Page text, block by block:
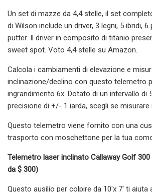
Un set di mazze da 4,4 stelle, il set
di Wilson include un driver, 3 legni, 5 ibridi,
putter. Il driver in composito di titanio
sweet spot. Voto 4,4 stelle su Amazon.
Calcola i cambiamenti di elevazione e
inclinazione/declino con questo telemetro
ingrandimento 6x. Dotato di un intervallo di
precisione di +/- 1 iarda, scegli se misurare
Questo telemetro viene fornito con una
trasporto con moschettone per la tua
Telemetro laser inclinato Callaway Golf
da $ 300)
Questo ausilio per colpire da 10'x 7' ti aiuta